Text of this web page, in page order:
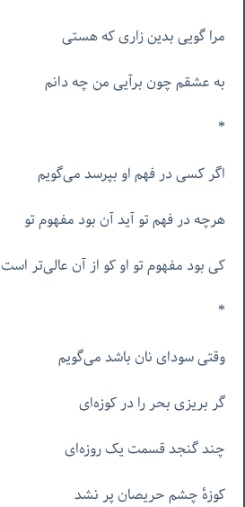
مرا گویی بدین زاری که هستی
به عشقم چون برآیی من چه دانم
*
اگر کسی در فهم او بپرسد می‌گویم
هرچه در فهم تو آید آن بود مفهوم تو
کی بود مفهوم تو او کو از آن عالی‌تر است
*
وقتی سودای نان باشد می‌گویم
گر بریزی بحر را در کوزه‌ای
چند گنجد قسمت یک روزه‌ای
کوزهٔ چشم حریصان پر نشد